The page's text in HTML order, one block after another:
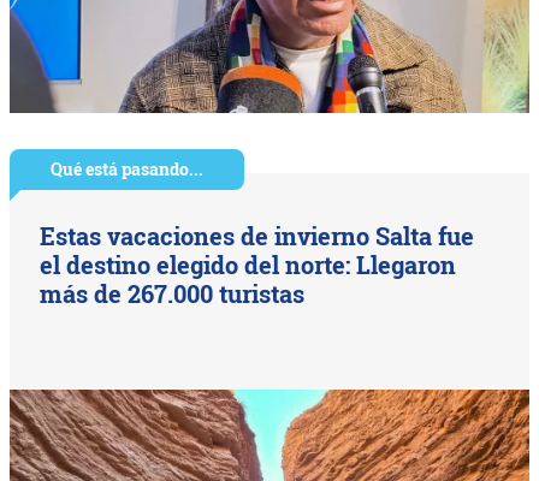
Qué está pasando...
Estas vacaciones de invierno Salta fue
el destino elegido del norte: Llegaron
más de 267.000 turistas